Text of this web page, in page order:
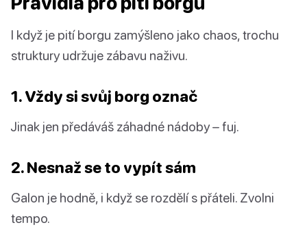
I když je pití borgu zamýšleno jako chaos, trochu
struktury udržuje zábavu naživu.
1. Vždy si svůj borg označ
Jinak jen předáváš záhadné nádoby – fuj.
2. Nesnaž se to vypít sám
Galon je hodně, i když se rozdělí s přáteli. Zvolni
tempo.